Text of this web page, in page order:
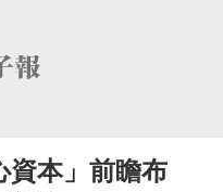
資本」前瞻布